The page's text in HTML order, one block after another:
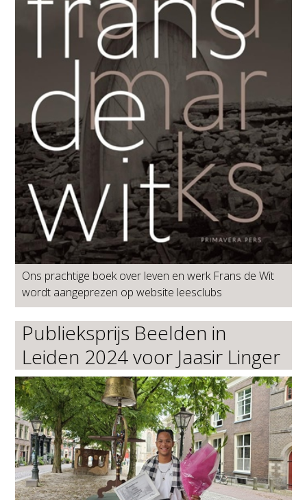
Ons prachtige boek over leven en werk Frans de Wit
wordt aangeprezen op website leesclubs
Publieksprijs Beelden in
Leiden 2024 voor Jaasir Linger